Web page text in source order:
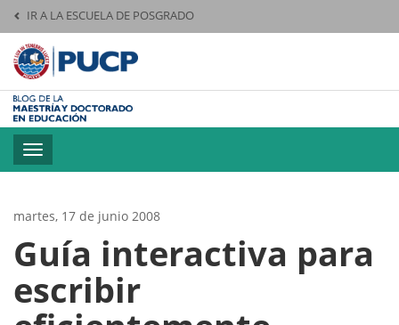
IR A LA ESCUELA DE POSGRADO
Pontificia
Toggle
navigation
martes, 17 de junio 2008
Guía interactiva para
escribir